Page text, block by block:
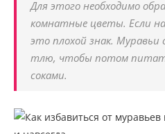
Для этого необходимо
комнатные цветы. Если
это плохой знак. Муравьи
тлю, чтобы потом
соками.